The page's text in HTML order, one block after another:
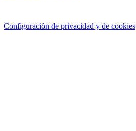
Configuración de privacidad y de cookies